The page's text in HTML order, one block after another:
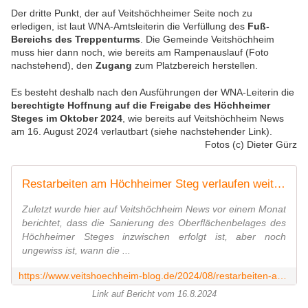
Der dritte Punkt, der auf Veitshöchheimer Seite noch zu
erledigen, ist laut WNA-Amtsleiterin die Verfüllung des Fuß-
Bereichs des Treppenturms . Die Gemeinde Veitshöchheim
muss hier dann noch, wie bereits am Rampenauslauf (Foto
nachstehend), den Zugang zum Platzbereich herstellen.
Es besteht deshalb nach den Ausführungen der WNA-Leiterin die
berechtigte Hoffnung auf die Freigabe des Höchheimer
Steges im Oktober 2024 , wie bereits auf Veitshöchheim News
am 16. August 2024 verlautbart (siehe nachstehender Link).
Fotos (c) Dieter Gürz
Restarbeiten am Höchheimer Steg verlaufen weiter schleppend - Nun wird eine Fertigstellung im Oktober 2024 und der Abbruch des alten Stegs im März/April 2025 anvisiert - Veitshöchheim News
Zuletzt wurde hier auf Veitshöchheim News vor einem Monat
berichtet, dass die Sanierung des Oberflächenbelages des
Höchheimer Steges inzwischen erfolgt ist, aber noch
ungewiss ist, wann die ...
Link auf Bericht vom 16.8.2024